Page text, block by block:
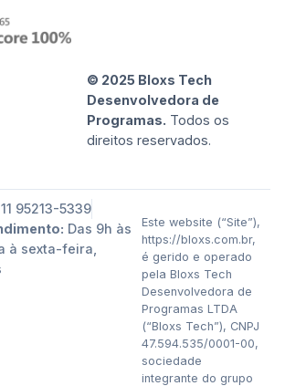
© 2025 Bloxs Tech
Desenvolvedora de
Programas. Todos os
direitos reservados.
95213-5339
Das 9h às
à sexta-feira,
Este website (“Site”),
https://bloxs.com.br,
é gerido e operado
pela Bloxs Tech
Desenvolvedora de
Programas LTDA
(“Bloxs Tech”), CNPJ
47.594.535/0001-00,
sociedade
integrante do grupo